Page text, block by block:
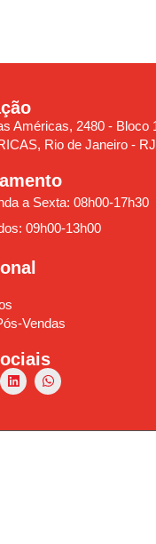
Américas, 2480 - Bloco
Rio de Janeiro -
a Sexta: 08h00-17h30
09h00-13h00
Vendas